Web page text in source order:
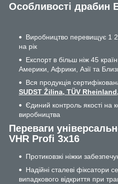
Особливості драбин
Виробництво перевищує 1
на рік
Експорт в більш ніж 45
Америки, Африки, Азії та
Вся продукція
SUDST Žilina, TÜV
Єдиний контроль якості на
виробництва
Переваги
VHR Profi 3x16
Протиковзкі ніжки
Надійні сталеві фіксатори
випадкового відкриття при